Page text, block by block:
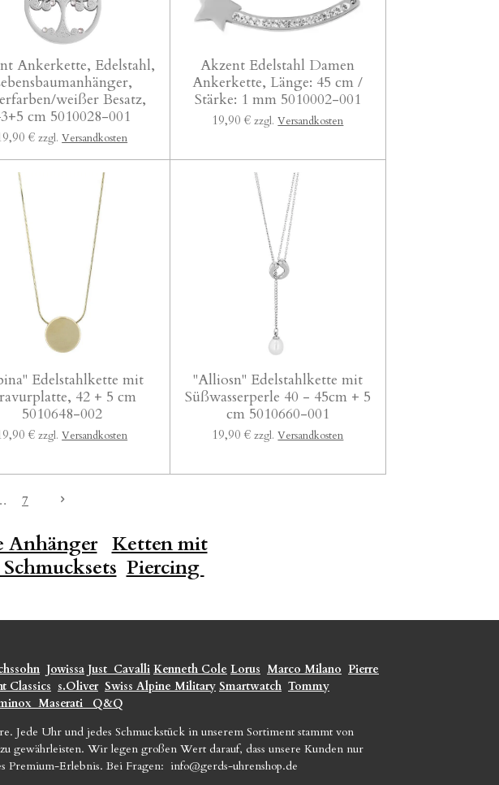
Ankerkette, Edelstahl,
weißer Besatz,
cm 5010028-001
€ zzgl.Versandkosten
Akzent Edelstahl Damen
Ankerkette, Länge: 45 cm /
Stärke: 1 mm 5010002-001
19,90 € zzgl.Versandkosten
Edelstahlkette mit
42 + 5 cm
5010648-002
€ zzgl.Versandkosten
"Alliosn" Edelstahlkette mit
Süßwasserperle 40 - 45cm + 5
cm 5010660-001
19,90 € zzgl.Versandkosten
7
Anhänger Ketten mit
Schmucksets Piercing
Jowissa Just Cavalli Kenneth Cole Lorus Marco Milano Pierre
Classics s.Oliver Swiss Alpine Military Smartwatch Tommy
Maserati
Q&Q
Jede Uhr und jedes Schmuckstück in unserem Sortiment stammt von
gewährleisten. Wir legen großen Wert darauf, dass unsere Kunden nur
Premium-Erlebnis. Bei Fragen: info@gerds-uhrenshop.de